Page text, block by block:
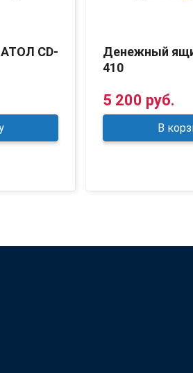
CD-
Денежный
410
5 200 руб.
В